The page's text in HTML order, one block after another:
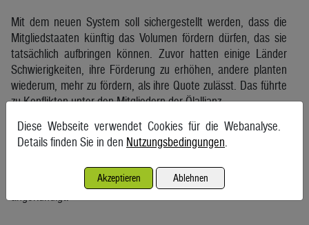
Mit dem neuen System soll sichergestellt werden, dass die
Mitgliedstaaten künftig das Volumen fördern dürfen, das sie
tatsächlich aufbringen können. Zuvor hatten einige Länder
Schwierigkeiten, ihre Förderung zu erhöhen, andere planten
wiederum, mehr zu fördern, als ihre Quote zulässt. Das führte
zu Konflikten unter den Mitgliedern der Ölallianz.
Arabien auch demonstrieren, dass bei vielen Mitgliedstaaten
die Kapazitäten effektiv niedriger sind als die zugeteilten
Quoten. Sie dürften mehr fördern, machen es aber nicht.
Effektiv fördert die Opec plus daher weniger Öl als offiziell
Diese Webseite verwendet Cookies für die Webanalyse.
Details finden Sie in den Nutzungsbedingungen
Akzeptieren Ablehnen